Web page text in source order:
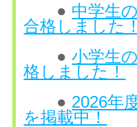
● 中学生
合格しました
●小学生
格しました！
● 2026年
を掲載中！